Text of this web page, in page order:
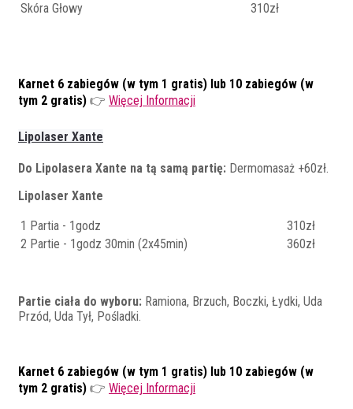
Skóra Głowy
310zł
Karnet 6 zabiegów (w tym 1 gratis) lub 10 zabiegów (w
tym 2 gratis) 👉 Więcej Informacji
Lipolaser Xante
Do Lipolasera Xante na tą samą partię: Dermomasaż +60zł.
Lipolaser Xante
1 Partia - 1godz
310zł
2 Partie - 1godz 30min (2x45min)
360zł
Partie ciała do wyboru: Ramiona, Brzuch, Boczki, Łydki, Uda
Przód, Uda Tył, Pośladki.
Karnet 6 zabiegów (w tym 1 gratis) lub 10 zabiegów (w
tym 2 gratis) 👉 Więcej Informacji